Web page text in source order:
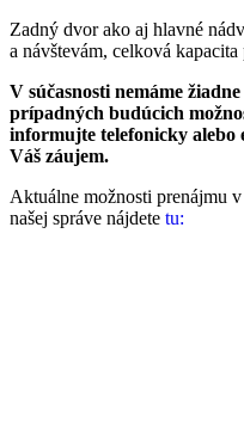
Zadný dvor ako aj hlavné
a návštevám, celková
V súčasnosti nemáme
prípadných budúcich
informujte telefonicky alebo
Váš záujem.
Aktuálne možnosti prenájmu
našej správe nájdete tu: